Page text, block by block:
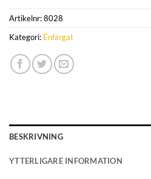
Artikelnr:8028
Kategori: Enfärgat
BESKRIVNING
YTTERLIGARE INFORMATION